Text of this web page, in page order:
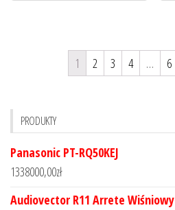
1 2 3 4 … 6
PRODUKTY
Panasonic PT-RQ50KEJ
1338000,00zł
Audiovector R11 Arrete Wiśniowy